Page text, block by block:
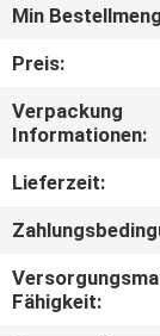
TRETEN
SIE
MIT
UNS
Min
Preis:
Verpackung
Informationen:
Lieferzeit:
Fähigkeit: